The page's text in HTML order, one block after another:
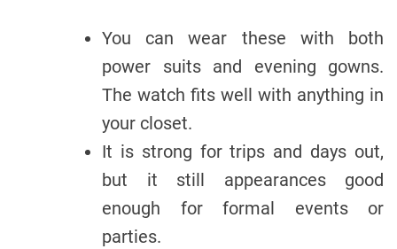
You can wear these with both
power suits and evening gowns.
The watch fits well with anything in
your closet.
It is strong for trips and days out,
but it still appearances good
enough for formal events or
parties.